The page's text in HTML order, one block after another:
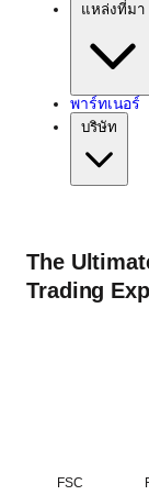
แหล่งที่มา
พาร์ทเนอร์
บริษัท
The
Trading
FSC